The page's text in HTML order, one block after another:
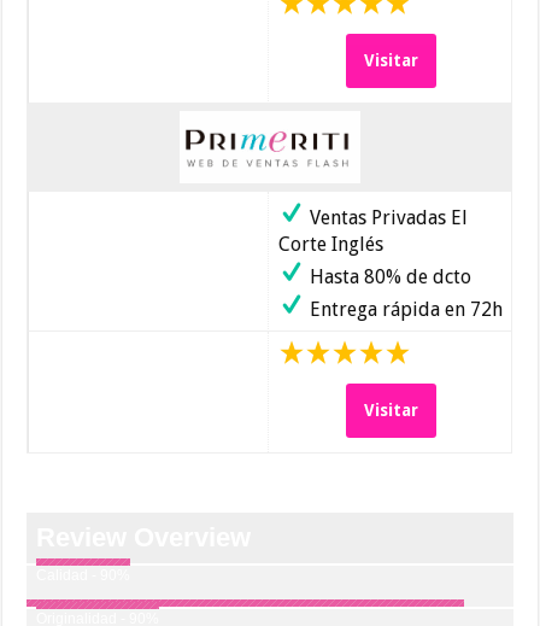
Visitar
Ventas Privadas El
Corte Inglés
Hasta 80% de dcto
Entrega rápida en 72h
Visitar